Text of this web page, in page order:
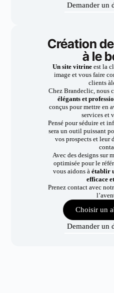
Demander un
Création
à le
Un site vitrineest la
image et vous faire
clients
Chez Brandeclic, nous
élégants et
conçus pour mettre en
services et
Pensé pour séduire et
sera un outil puissant
vos prospects et leur
Avec des designs sur
optimisée pour le
vous aidons à établir
efficace
Prenez contact avec
Choisir un
Demander un